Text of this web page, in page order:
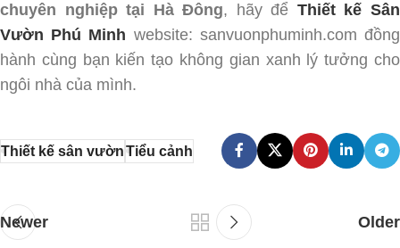
chuyên nghiệp tại Hà Đông, hãy để Thiết kế Sân
Vườn Phú Minh website: sanvuonphuminh.com đồng
hành cùng bạn kiến tạo không gian xanh lý tưởng cho
ngôi nhà của mình.
Thiết kế sân vườnTiểu cảnh
Newer Older